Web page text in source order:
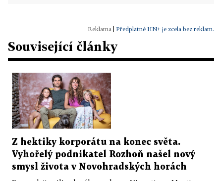
Předplatné HN+ je zcela bez reklam.
Související články
Z hektiky korporátu na konec světa.
Vyhořelý podnikatel Rozhoň našel nový
smysl života v Novohradských horách